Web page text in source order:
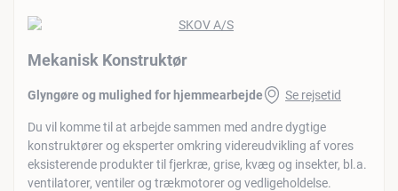
Mekanisk Konstruktør
Glyngøre og mulighed for hjemmearbejde Se rejsetid
Du vil komme til at arbejde sammen med andre dygtige
konstruktører og eksperter omkring videreudvikling af vores
eksisterende produkter til fjerkræ, grise, kvæg og insekter, bl.a.
ventilatorer, ventiler og trækmotorer og vedligeholdelse.